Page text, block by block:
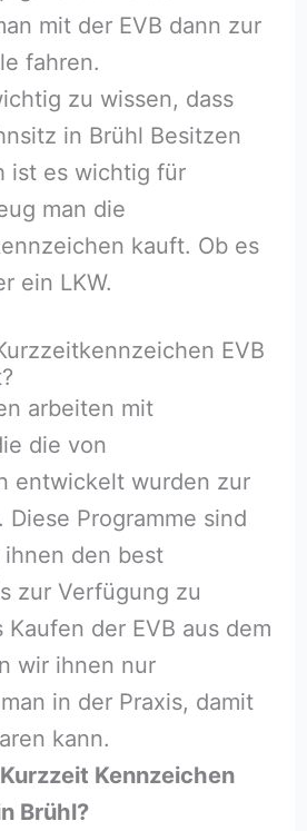
mit der EVB dann zur
fahren.
zu wissen, dass
in Brühl Besitzen
ist es wichtig für
man die
kauft. Ob es
ein LKW.
EVB
arbeiten mit
die von
entwickelt wurden zur
Diese Programme sind
den best
zur Verfügung zu
Kaufen der EVB aus dem
wir ihnen nur
in der Praxis, damit
kann.
Kennzeichen
Brühl?